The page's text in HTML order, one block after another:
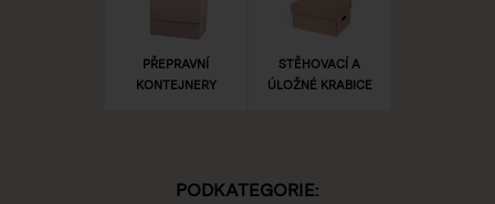
PŘEPRAVNÍ
KONTEJNERY
STĚHOVACÍ A
ÚLOŽNÉ KRABICE
PODKATEGORIE: